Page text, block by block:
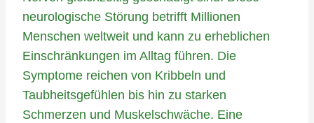
neurologische Störung betrifft Millionen
Menschen weltweit und kann zu erheblichen
Einschränkungen im Alltag führen. Die
Symptome reichen von Kribbeln und
Taubheitsgefühlen bis hin zu starken
Schmerzen und Muskelschwäche. Eine